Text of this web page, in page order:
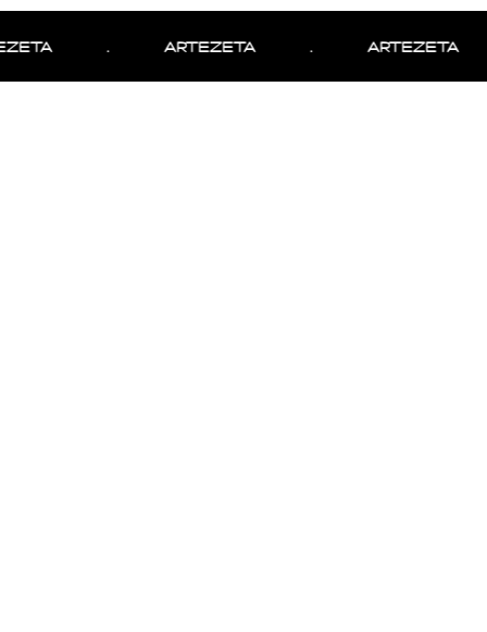
ARTEZETA ARTEZETA